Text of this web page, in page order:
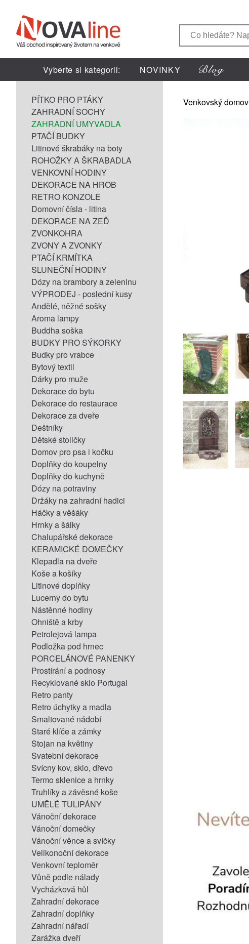
Vyberte si kategorii: NOVINKY
PÍTKO PRO PTÁKY
ZAHRADNÍ SOCHY
ZAHRADNÍ UMYVADLA
PTAČÍ BUDKY
Litinové škrabáky na boty
ROHOŽKY A ŠKRABADLA
VENKOVNÍ HODINY
DEKORACE NA HROB
RETRO KONZOLE
Domovní čísla - litina
DEKORACE NA ZEĎ
ZVONKOHRA
ZVONY A ZVONKY
PTAČÍ KRMÍTKA
SLUNEČNÍ HODINY
Dózy na brambory a zeleninu
VÝPRODEJ - poslední kusy
Andělé, něžné sošky
Aroma lampy
Buddha soška
BUDKY PRO SÝKORKY
Budky pro vrabce
Bytový textil
Dárky pro muže
Dekorace do bytu
Dekorace do restaurace
Dekorace za dveře
Deštníky
Dětské stoličky
Domov pro psa i kočku
Doplňky do koupelny
Doplňky do kuchyně
Dózy na potraviny
Držáky na zahradní hadici
Háčky a věšáky
Hrnky a šálky
Chalupářské dekorace
KERAMICKÉ DOMEČKY
Klepadla na dveře
Koše a košíky
Litinové doplňky
Lucerny do bytu
Nástěnné hodiny
Ohniště a krby
Petrolejová lampa
Podložka pod hrnec
PORCELÁNOVÉ PANENKY
Prostírání a podnosy
Recyklované sklo Portugal
Retro panty
Retro úchytky a madla
Smaltované nádobí
Staré klíče a zámky
Stojan na květiny
Svatební dekorace
Svícny kov, sklo, dřevo
Termo sklenice a hrnky
Truhlíky a závěsné koše
UMĚLÉ TULIPÁNY
Vánoční dekorace
Vánoční domečky
Vánoční věnce a svíčky
Velikonoční dekorace
Venkovní teploměr
Vůně podle nálady
Vycházková hůl
Zahradní dekorace
Zahradní doplňky
Zahradní nářadí
Zarážka dveří
Venkovský domov